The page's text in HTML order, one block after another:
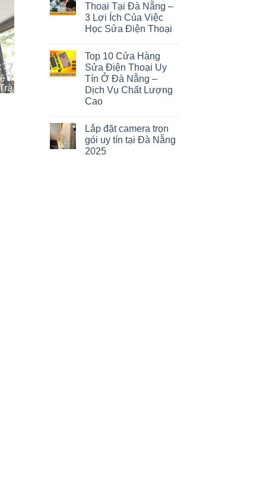
Thoại Tại Đà Nẵng –
3 Lợi Ích Của Việc
Học Sửa Điện Thoại
Top 10 Cửa Hàng
Sửa Điện Thoại Uy
Tín Ở Đà Nẵng –
Dịch Vụ Chất Lượng
Cao
Lắp đặt camera trọn
gói uy tín tại Đà Nẵng
2025